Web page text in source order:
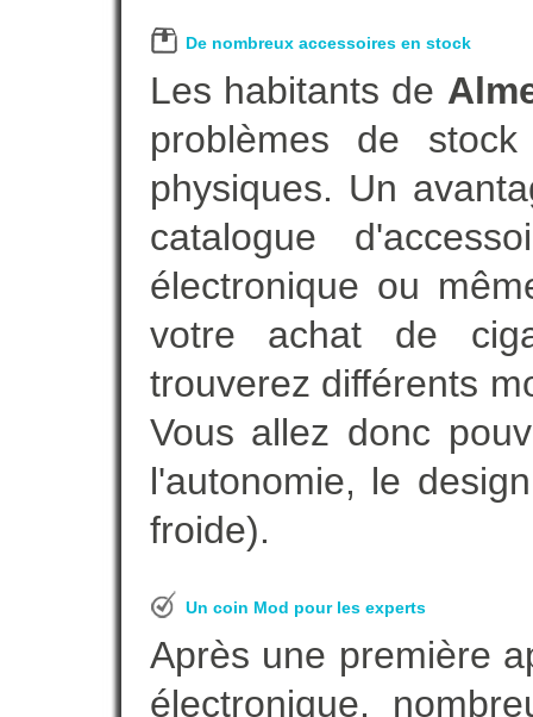
De nombreux accessoires en stock
Les habitants de
problèmes de
physiques. Un
catalogue
électronique ou
votre achat de
trouverez différents
Vous allez donc
l'autonomie, le
froide).
Un coin Mod pour les experts
Après une première
électronique,